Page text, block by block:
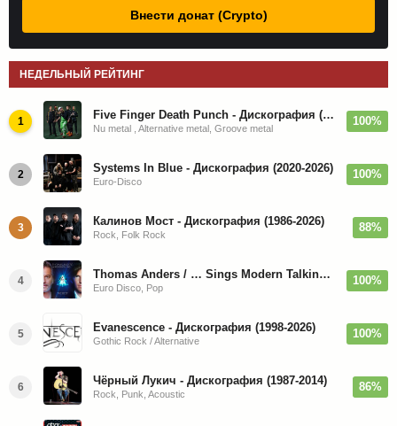
Внести донат (Crypto)
НЕДЕЛЬНЫЙ РЕЙТИНГ
1 Five Finger Death Punch - Дискография (2008-2026)
Nu metal , Alternative metal, Groove metal
100%
2 Systems In Blue - Дискография (2020-2026)
Euro-Disco
100%
3 Калинов Мост - Дискография (1986-2026)
Rock, Folk Rock
88%
4 Thomas Anders / … Sings Modern Talking: The Best hi-res
Euro Disco, Pop
100%
5 Evanescence - Дискография (1998-2026)
Gothic Rock / Alternative
100%
6 Чёрный Лукич - Дискография (1987-2014)
Rock, Punk, Acoustic
86%